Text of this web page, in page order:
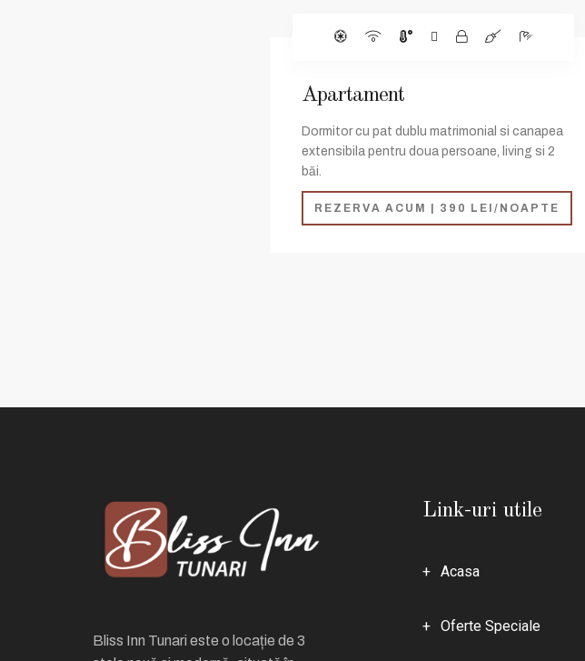
Apartament
Dormitor cu pat dublu matrimonial si canapea
extensibila pentru doua persoane, living si 2
băi.
REZERVA ACUM | 390 LEI/NOAPTE
Bliss Inn Tunari este o locație de 3
Link-uri utile
Acasa
Oferte Speciale